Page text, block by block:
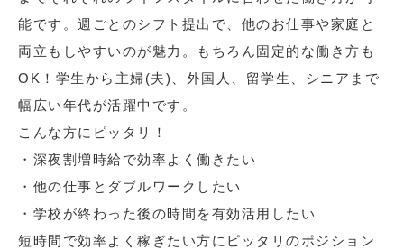
能です。週ごとのシフト提出で、他のお仕事や家庭と
両立もしやすいのが魅力。もちろん固定的な働き方も
OK！学生から主婦(夫)、外国人、留学生、シニアまで
幅広い年代が活躍中です。
こんな方にピッタリ！
・深夜割増時給で効率よく働きたい
・他の仕事とダブルワークしたい
・学校が終わった後の時間を有効活用したい
短時間で効率よく稼ぎたい方にピッタリのポジション